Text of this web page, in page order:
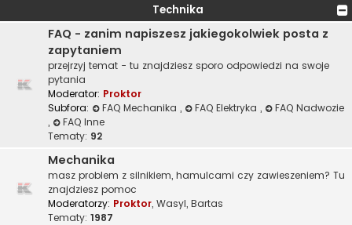
Technika
FAQ - zanim napiszesz jakiegokolwiek posta z
zapytaniem
przejrzyj temat - tu znajdziesz sporo odpowiedzi na swoje
pytania
Moderator: Proktor
Subfora:
FAQ Mechanika , FAQ Elektryka ,
FAQ Nadwozie
,
FAQ Inne
Tematy: 92
Mechanika
masz problem z silnikiem, hamulcami czy zawieszeniem? Tu
znajdziesz pomoc
Moderatorzy: Proktor, Wasyl, Bartas
Tematy: 1987